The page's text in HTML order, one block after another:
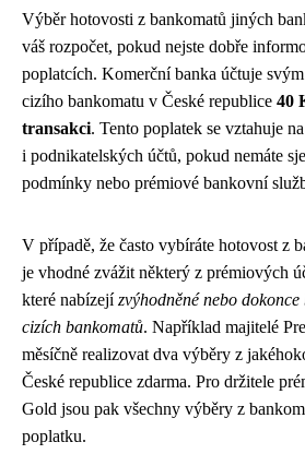
Výběr hotovosti z bankomatů jiných
váš rozpočet, pokud nejste dobře
poplatcích. Komerční banka účtuje
cizího bankomatu v České republice 40
transakci. Tento poplatek se vztahuje
i podnikatelských účtů, pokud nemáte
podmínky nebo prémiové bankovní
V případě, že často vybíráte hotovost z
je vhodné zvážit některý z prémiových
které nabízejízvýhodněné nebo
cizích bankomatů. Například majitelé
měsíčně realizovat dva výběry z
České republice zdarma. Pro držitele
Gold jsou pak všechny výběry z
poplatku.